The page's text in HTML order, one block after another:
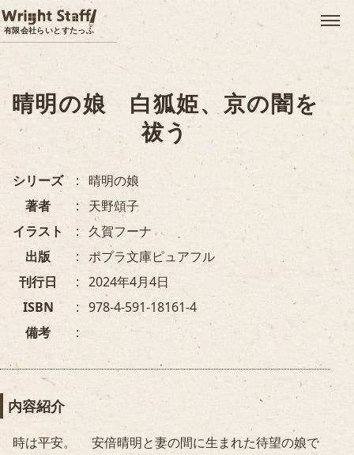
有限会社らいとすたっふ メ
晴明の娘 白狐姫、京の闇を
祓う
シリーズ
晴明の娘
著者
天野頌子
イラスト
久賀フーナ
出版
ポプラ文庫ピュアフル
刊行日
2024年4月4日
ISBN
978-4-591-18161-4
備考
内容紹介
時は平安。 安倍晴明と妻の間に生まれた待望の娘で